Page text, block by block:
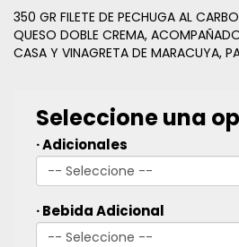
350 GR FILETE DE PECHUGA AL
QUESO DOBLE CREMA,
CASA Y VINAGRETA DE MARACUYA,
Seleccione una
· Adicionales
-- Seleccione --
· Bebida Adicional
-- Seleccione --